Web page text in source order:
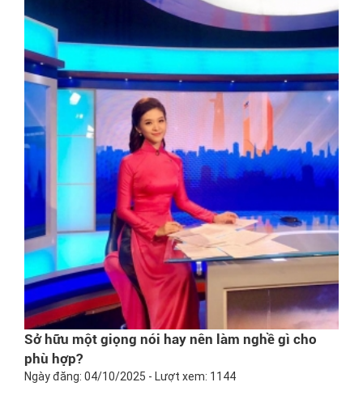
Sở hữu một giọng nói hay nên làm nghề gì cho
phù hợp?
Ngày đăng: 04/10/2025 - Lượt xem: 1144